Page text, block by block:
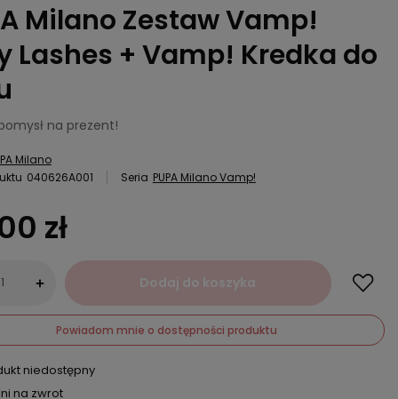
Milano Zestaw Vamp!
Lashes + Vamp! Kredka do
na prezent!
Milano
040626A001 Seria PUPA Milano Vamp!
zł
+ Dodaj do koszyka
Powiadom mnie o dostępności produktu
niedostępny
na zwrot